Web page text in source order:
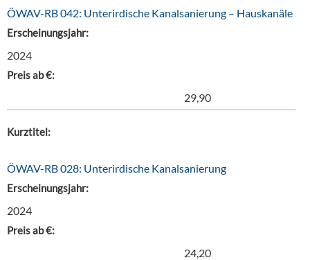
ÖWAV-RB 042: Unterirdische Kanalsanierung – Hauskanäle
Erscheinungsjahr:
2024
Preis ab €:
29,90
Kurztitel:
ÖWAV-RB 028: Unterirdische Kanalsanierung
Erscheinungsjahr:
2024
Preis ab €:
24,20